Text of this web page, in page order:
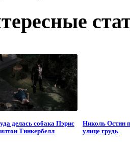
делась собака Пэрис
Тинкербелл
Николь Остин
улице грудь